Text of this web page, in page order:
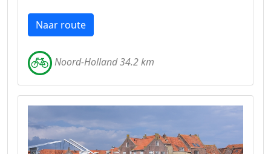
Naar route
Noord-Holland 34.2 km